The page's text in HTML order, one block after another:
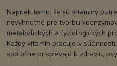
Napriek tomu, že sú vitamíny
nevyhnutné pre tvorbu
metabolických a fyziologických
Každý vitamín pracuje v
spoločne prispievajú k zdraviu,